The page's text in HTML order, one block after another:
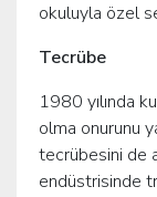
okuluyla özel
Tecrübe
1980 yılında
olma onurunu
tecrübesini de
endüstrisinde